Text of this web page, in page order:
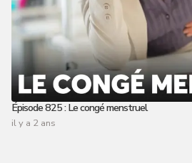
Épisode 825 : Le congé menstruel
il y a 2 ans